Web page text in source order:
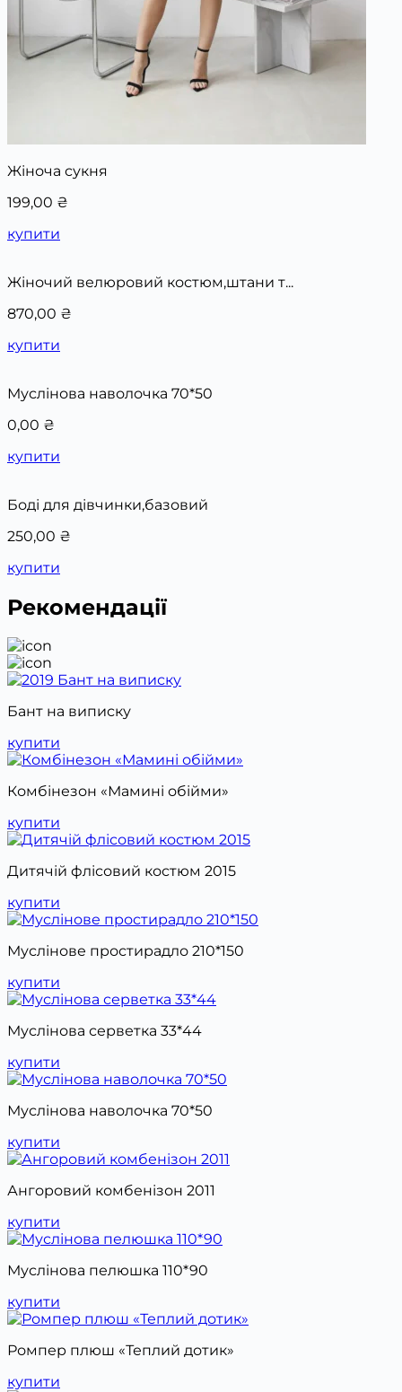
Жіноча сукня
199,00 ₴
купити
Жіночий велюровий костюм,штани т...
870,00 ₴
купити
Муслінова наволочка 70*50
0,00 ₴
купити
Боді для дівчинки,базовий
250,00 ₴
купити
Рекомендації
Бант на виписку
купити
Комбінезон «Мамині обійми»
купити
Дитячій флісовий костюм 2015
купити
Муслінове простирадло 210*150
купити
Муслінова серветка 33*44
купити
Муслінова наволочка 70*50
купити
Ангоровий комбенізон 2011
купити
Муслінова пелюшка 110*90
купити
Ромпер плюш «Теплий дотик»
купити